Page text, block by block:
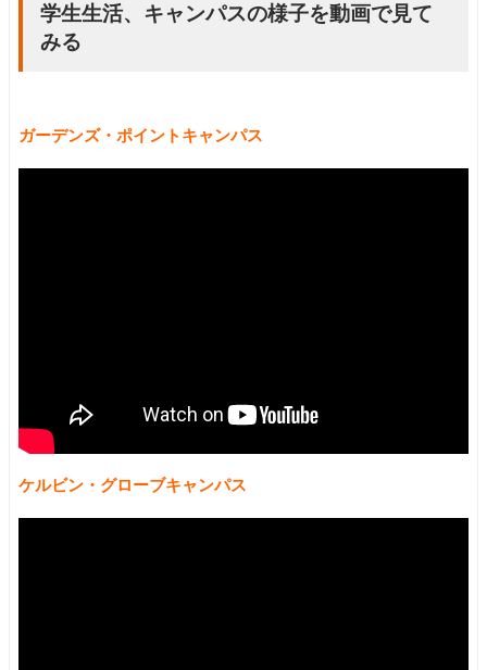
学生生活、キャンパスの様子を動画で見て
みる
ガーデンズ・ポイントキャンパス
ケルビン・グローブキャンパス